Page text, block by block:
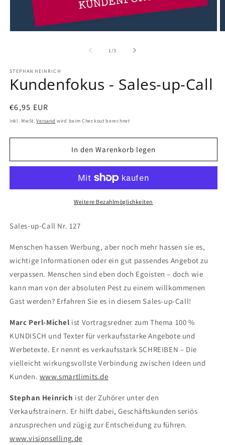
1 /von
3
STEPHAN HEINRICH
Kundenfokus - Sales-up-Call
Normaler
Preis
€6,95 EUR
inkl. MwSt.Versand wird beim Checkout berechnet
In den Warenkorb legen
Weitere Bezahlmöglichkeiten
Sales-up-Call Nr. 127
Menschen hassen Werbung, aber noch mehr hassen sie es,
wichtige Informationen oder ein gut passendes Angebot zu
verpassen. Menschen sind eben doch Egoisten – doch wie
kann man von der absoluten Pest zu einem willkommenen
Gast werden? Erfahren Sie es in diesem Sales-up-Call!
Marc Perl-Michel ist Vortragsredner zum Thema 100 %
KUNDISCH und Texter für verkaufsstarke Angebote und
Werbetexte. Er nennt es verkaufsstark SCHREIBEN – Die
vielleicht wirkungsvollste Verbindung zwischen Ideen und
Kunden. www.smartlimits.de
Stephan Heinrich ist der Zuhörer unter den
Verkaufstrainern. Er hilft dabei, Geschäftskunden seriös
anzusprechen und zügig zur Entscheidung zu führen.
www.visionselling.de